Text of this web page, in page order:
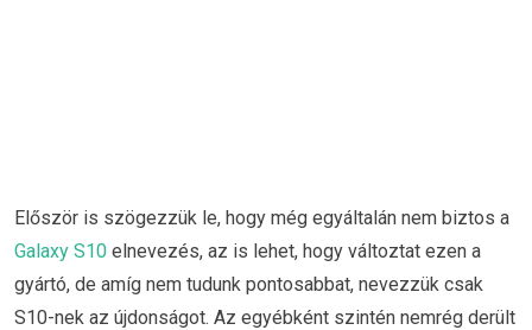
Először is szögezzük le, hogy még egyáltalán nem biztos a
Galaxy S10 elnevezés, az is lehet, hogy változtat ezen a
gyártó, de amíg nem tudunk pontosabbat, nevezzük csak
S10-nek az újdonságot. Az egyébként szintén nemrég derült